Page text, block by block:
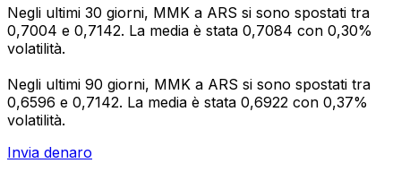
Negli ultimi 30 giorni, MMK a ARS si sono spostati tra
0,7004 e 0,7142. La media è stata 0,7084 con 0,30%
volatilità.
Negli ultimi 90 giorni, MMK a ARS si sono spostati tra
0,6596 e 0,7142. La media è stata 0,6922 con 0,37%
volatilità.
Invia denaro